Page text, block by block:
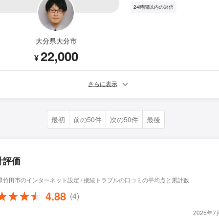
大分県大分市
¥22,000
24時間以内の返信
さらに表示
最初 前の50件 次の50件 最後
評価
竹田市のインターネット設定 / 接続トラブルの口コミの平均点と累計数
4.88 (4)
2025年7